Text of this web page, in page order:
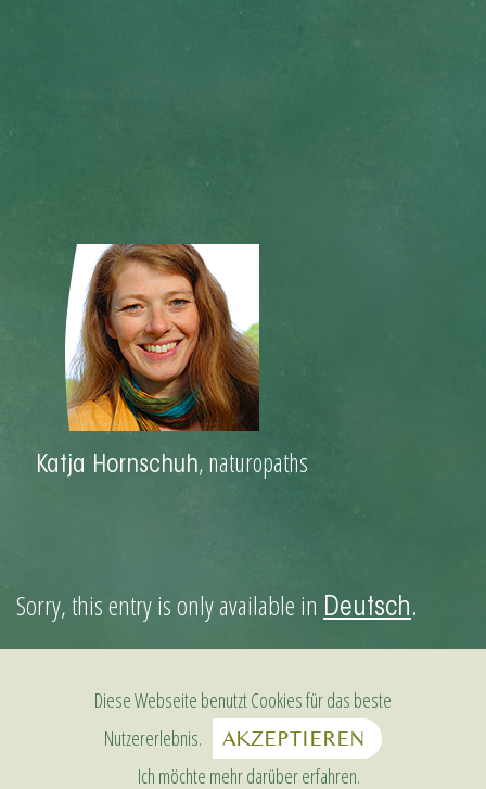
Katja Hornschuh, naturopaths
Sorry, this entry is only available in Deutsch.
Diese Webseite benutzt Cookies für das beste
Nutzererlebnis.
AKZEPTIEREN
Ich möchte mehr darüber erfahren.